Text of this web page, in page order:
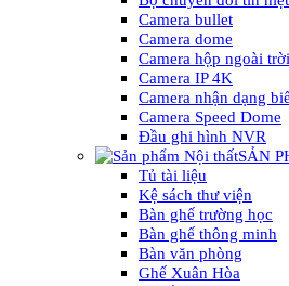
Camera bullet
Camera dome
Camera hộp ngoài trời
Camera IP 4K
Camera nhận dạng
Camera Speed Dome
Đầu ghi hình NVR
SẢN
Tủ tài liệu
Kệ sách thư viện
Bàn ghế trường học
Bàn ghế thông minh
Bàn văn phòng
Ghế Xuân Hòa